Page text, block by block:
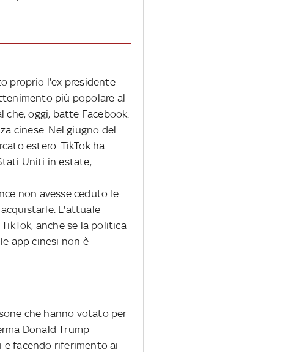
proprio l'ex presidente
più popolare al
che, oggi, batte Facebook.
cinese. Nel giugno del
estero. TikTok ha
Uniti in estate,
non avesse ceduto le
L'attuale
anche se la politica
app cinesi non è
che hanno votato per
Donald Trump
e facendo riferimento ai